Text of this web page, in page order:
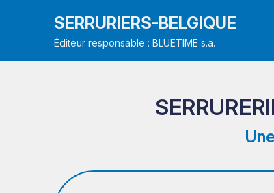
SERRURIERS-BELGIQUE
Éditeur responsable : BLUETIME s.a.